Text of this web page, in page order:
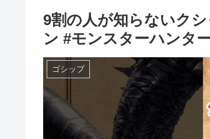
9割の人が知らないク
ン #モンスターハンタ
ゴシップ